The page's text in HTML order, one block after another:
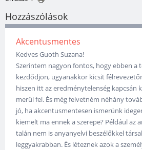
Hozzászólások
Akcentusmentes
Kedves Guoth Suzana!
Szerintem nagyon fontos, hogy ebben a
kezdődjön, ugyanakkor kicsit
hiszen itt az eredménytelenség kapcsán
merül fel. És még felvetném néhány
jó, ha akcentusmentesen ismerünk
kiemelt ma ennek a szerepe? Például az
talán nem is anyanyelvi beszélőkkel
leggyakrabban. És léteznek azok a